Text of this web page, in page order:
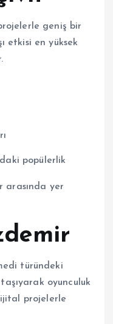
geniş bir
etkisi en yüksek
popülerlik
arasında yer
türündeki
oyunculuk
projelerle